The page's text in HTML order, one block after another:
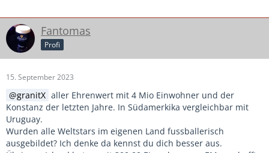
Fantomas
Profi
15. September 2023
granitX aller Ehrenwert mit 4 Mio Einwohner und der
Konstanz der letzten Jahre. In Südamerkika vergleichbar mit
Uruguay.
Wurden alle Weltstars im eigenen Land fussballerisch
ausgebildet? Ich denke da kennst du dich besser aus.